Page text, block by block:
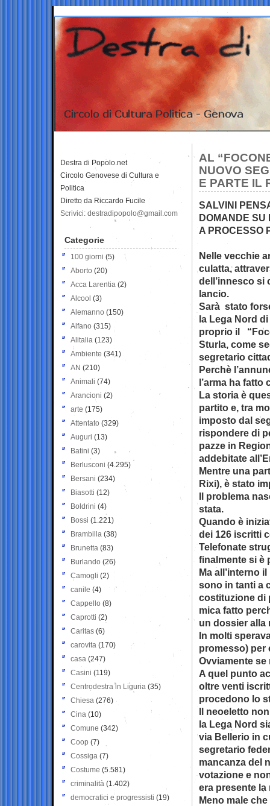
AL
NUOVO
E PARTE IL
SALVINI
DOMANDE SU
A PROCESSO
Nelle vecchie
culatta,
dell’innesco si
lancio.
Sarà stato
la Lega Nord
proprio il
Sturla, come
segretario
Perchè
l’arma ha fatto
La storia è
partito e, tra
imposto dal
rispondere di
pazze in
addebitate
Mentre una
Rixi), è stato
Il problema
stata.
Quando è
dei 126 iscritti
Telefonate
finalmente si è
Ma all’interno
sono in tanti a
costituzione di
mica fatto
un dossier alla
In molti
promesso) per
Ovviamente se
A quel punto
oltre venti
procedono lo
Il neoeletto
la Lega Nord
via Bellerio in
segretario
mancanza del
votazione e
era presente
Meno male
Destra di Popolo.net
Circolo Genovese di Cultura e
Politica
Diretto da Riccardo Fucile
Scrivici: destradipopolo@gmail.com
Categorie
100 giorni (5)
Aborto (20)
Acca Larentia (2)
Alcool (3)
Alemanno (150)
Alfano (315)
Alitalia (123)
Ambiente (341)
AN (210)
Animali (74)
Arancioni (2)
arte (175)
Attentato (329)
Auguri (13)
Batini (3)
Berlusconi (4.295)
Bersani (234)
Biasotti (12)
Boldrini (4)
Bossi (1.221)
Brambilla (38)
Brunetta (83)
Burlando (26)
Camogli (2)
canile (4)
Cappello (8)
Caprotti (2)
Caritas (6)
carovita (170)
casa (247)
Casini (119)
Centrodestra in Liguria (35)
Chiesa (276)
Cina (10)
Comune (342)
Coop (7)
Cossiga (7)
Costume (5.581)
criminalità (1.402)
democratici e progressisti (19)